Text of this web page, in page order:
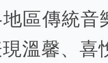
區傳統
溫馨、喜